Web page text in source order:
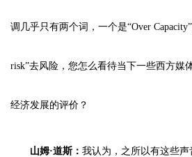
调几乎只有两个词，一个是“Over
risk”去风险，您怎么看待当下一些西方媒
经济发展的评价？
山姆·道斯： 我认为，之所以有这些